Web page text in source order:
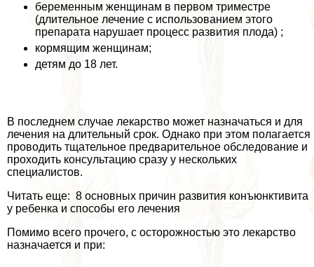
беременным женщинам в первом триместре
(длительное лечение с использованием этого
препарата нарушает процесс развития плода) ;
кормящим женщинам;
детям до 18 лет.
В последнем случае лекарство может назначаться и для
лечения на длительный срок. Однако при этом полагается
проводить тщательное предварительное обследование и
проходить консультацию сразу у нескольких
специалистов.
Читать еще: 8 основных причин развития конъюнктивита
у ребенка и способы его лечения
Помимо всего прочего, с осторожностью это лекарство
назначается и при: